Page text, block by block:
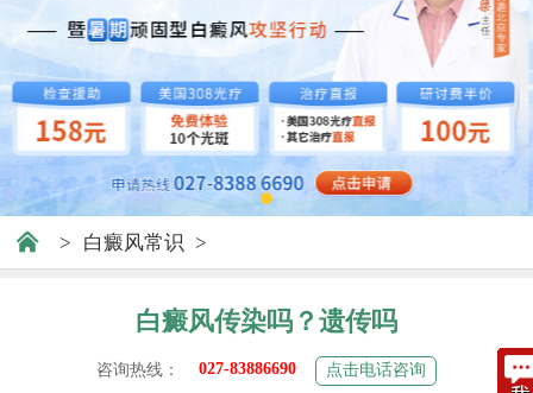
> 白癜风常识 >
白癜风传染吗？遗传吗
咨询热线： 027-83886690 点击电话咨询